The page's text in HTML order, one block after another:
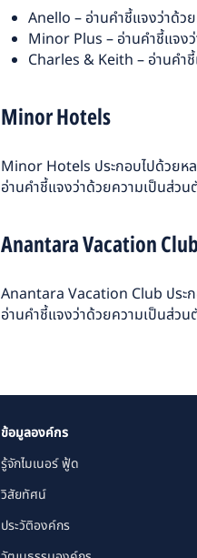
Anello – อ่านคำชี้แจงว่าด้ว
Minor Plus – อ่านคำชี้แจง
Charles & Keith – อ่านคำ
Minor Hotels
Minor Hotels ประกอบไปด้วยห
อ่านคำชี้แจงว่าด้วยความเป็นส่วน
Anantara Vacation
Anantara Vacation Club ประ
อ่านคำชี้แจงว่าด้วยความเป็นส่วน
ข้อมูลองค์กร
รู้จักไมเนอร์ ฟู้ด
วิสัยทัศน์
ประวัติองค์กร